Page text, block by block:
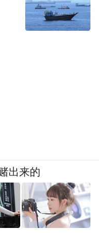
出来的